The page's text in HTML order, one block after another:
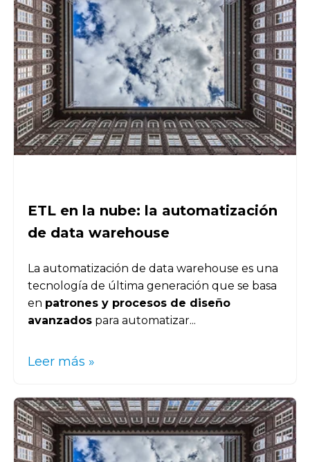
ETL en la nube: la automatización
de data warehouse
La automatización de data warehouse es una
tecnología de última generación que se basa
en patrones y procesos de diseño
avanzados para automatizar...
Leer más »